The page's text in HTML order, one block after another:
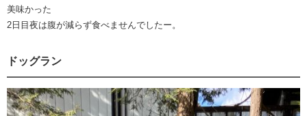
美味かった
2日目夜は腹が減らず食べませんでしたー。
ドッグラン